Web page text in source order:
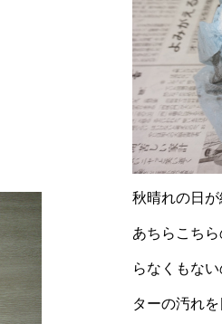
秋晴れの日
あちらこち
らなくもない
ターの汚れ